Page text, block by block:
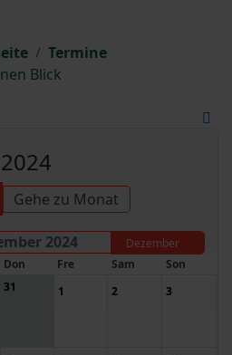
Termine
Blick
2024
Gehe zu Monat
2024
Dezember
Don Fre Sam
Son
31 1 2 3